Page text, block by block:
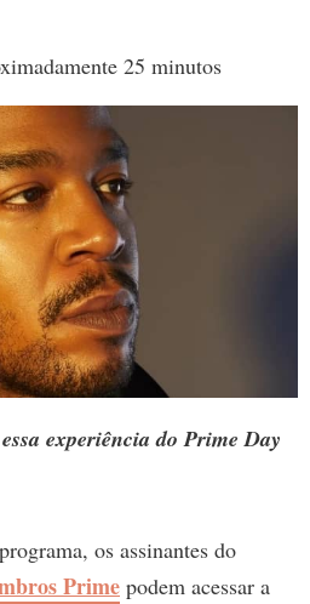
25 minutos
experiência do Prime Day
os assinantes do
Prime podem acessar a